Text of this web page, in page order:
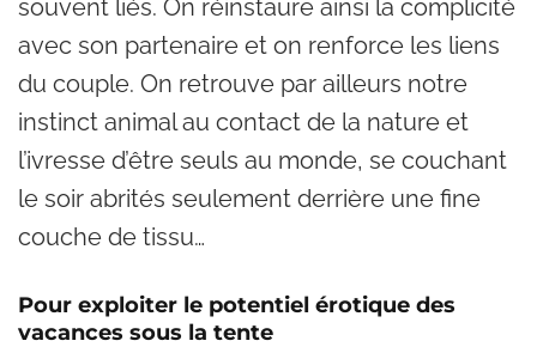
souvent liés. On réinstaure ainsi la complicité
avec son partenaire et on renforce les liens
du couple. On retrouve par ailleurs notre
instinct animal au contact de la nature et
l’ivresse d’être seuls au monde, se couchant
le soir abrités seulement derrière une fine
couche de tissu…
Pour exploiter le potentiel érotique des
vacances sous la tente